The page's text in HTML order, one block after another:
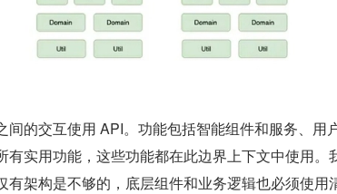
间的交互使用 API。功能包括智能组件和服务、用
实用功能，这些功能都在此边界上下文中使用。
有架构是不够的，底层组件和业务逻辑也必须使用